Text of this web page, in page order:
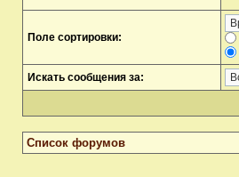
Поле сортировки:
Искать сообщения за:
Список форумов